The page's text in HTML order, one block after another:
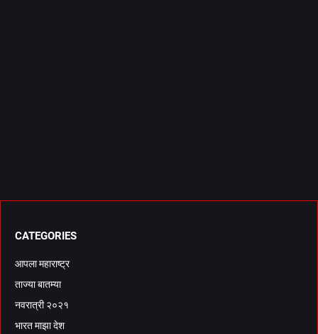
CATEGORIES
आपला महाराष्ट्र
ताज्या बातम्या
नवरात्री २०२१
भारत माझा देश